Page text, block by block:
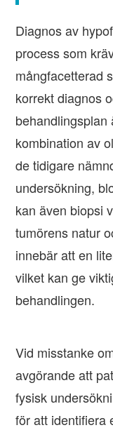
Diagnos av
process som
mångfacetterad
korrekt diagnos
behandlingsplan
kombination av
de tidigare
undersökning,
kan även biopsi
tumörens natur
innebär att en
vilket kan ge
behandlingen.
Vid misstanke
avgörande att
fysisk
för att identifiera